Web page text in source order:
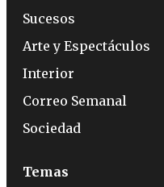
Sucesos
Arte y Espectáculos
Interior
Correo Semanal
Sociedad
Temas